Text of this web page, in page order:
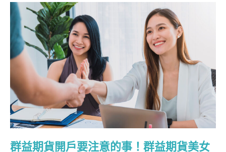
群益期貨開戶要注意的事！群益期貨美女